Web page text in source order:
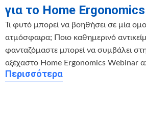
για το Home
Τι φυτό μπορεί να βοηθήσει σε μία
ατμόσφαιρα; Ποιο καθημερινό
φανταζόμαστε μπορεί να συμβάλει
αξέχαστο Home Ergonomics Webinar
Περισσότερα